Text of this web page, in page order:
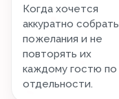
Когда хочется
аккуратно собрать
пожелания и не
повторять их
каждому гостю по
отдельности.